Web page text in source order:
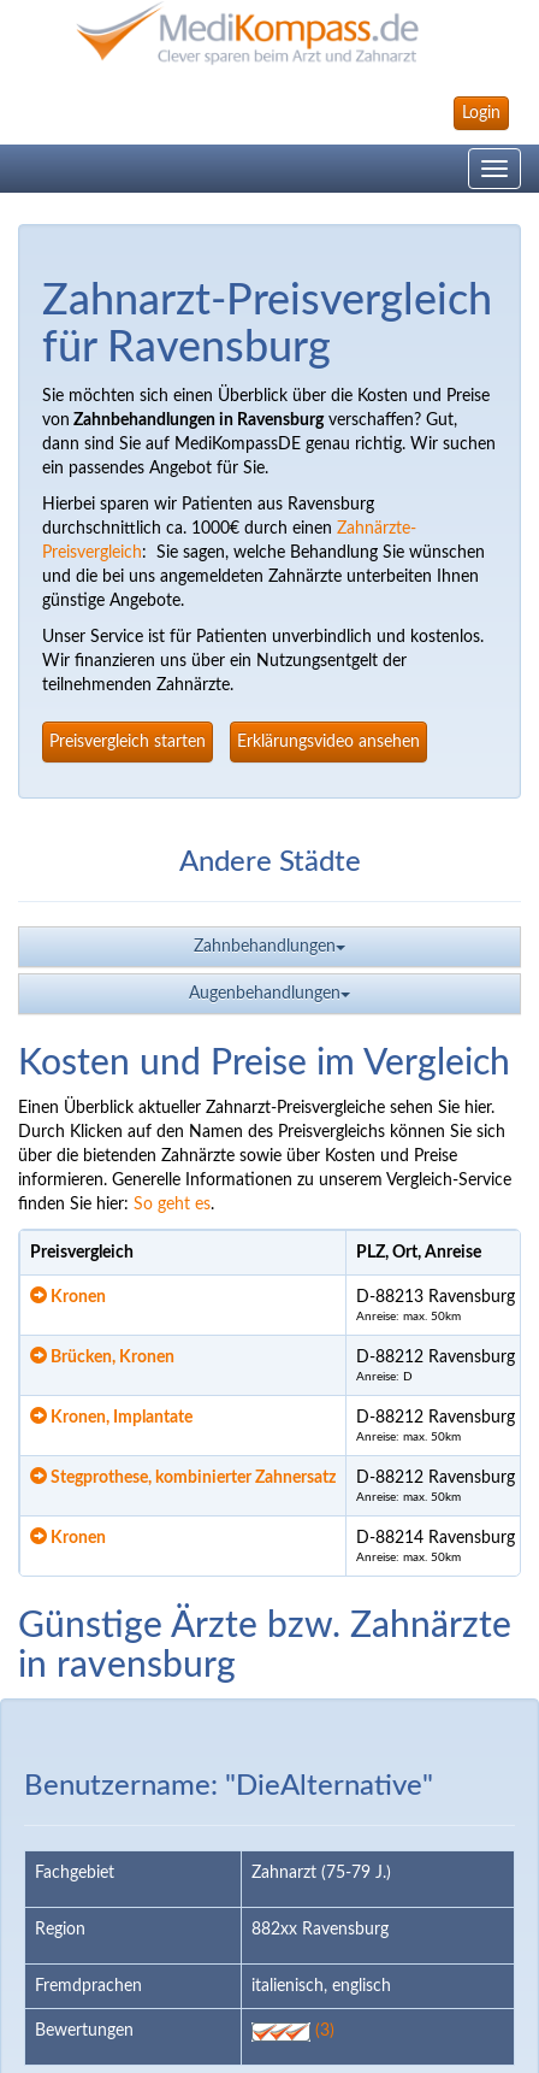
Login
Toggle
Zahnarzt-Preisvergleich
für Ravensburg
Sie möchten sich einen Überblick über die Kosten und Preise
von Zahnbehandlungen in Ravensburgverschaffen? Gut,
dann sind Sie auf MediKompassDE genau richtig. Wir suchen
ein passendes Angebot für Sie.
Hierbei sparen wir Patienten aus Ravensburg
durchschnittlich ca. 1000€ durch einen Zahnärzte-
Preisvergleich: Sie sagen, welche Behandlung Sie wünschen
und die bei uns angemeldeten Zahnärzte unterbeiten Ihnen
günstige Angebote.
Unser Service ist für Patienten unverbindlich und kostenlos.
Wir finanzieren uns über ein Nutzungsentgelt der
teilnehmenden Zahnärzte.
Preisvergleich starten Erklärungsvideo ansehen
Andere Städte
Zahnbehandlungen
Augenbehandlungen
Kosten und Preise im Vergleich
Einen Überblick aktueller Zahnarzt-Preisvergleiche sehen Sie hier.
Durch Klicken auf den Namen des Preisvergleichs können Sie sich
über die bietenden Zahnärzte sowie über Kosten und Preise
informieren. Generelle Informationen zu unserem Vergleich-Service
finden Sie hier: So geht es.
Preisvergleich PLZ, Ort, Anreise
Kronen D-88213 Ravensburg
Anreise: max. 50km
Brücken, Kronen D-88212 Ravensburg
Anreise: D
Kronen, Implantate D-88212 Ravensburg
Anreise: max. 50km
Stegprothese, kombinierter Zahnersatz D-88212 Ravensburg
Anreise: max. 50km
Kronen D-88214 Ravensburg
Anreise: max. 50km
Günstige Ärzte bzw. Zahnärzte
in ravensburg
Benutzername: "DieAlternative"
Fachgebiet Zahnarzt (75-79 J.)
Region 882xx Ravensburg
Fremdprachen italienisch, englisch
Bewertungen (3)